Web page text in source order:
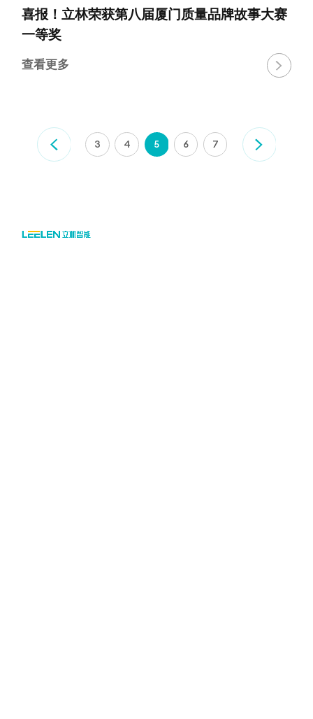
喜报！立林荣获第八届厦门质量品牌故事大赛
一等奖
查看更多 
 3 4 5 6 7 